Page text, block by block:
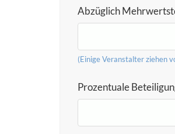
Abzüglich
(Einige Veranstalter ziehen
Prozentuale